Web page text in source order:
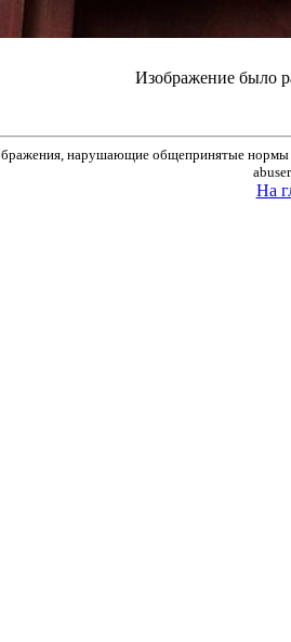
Изображение было
нарушающие общепринятые нормы
На